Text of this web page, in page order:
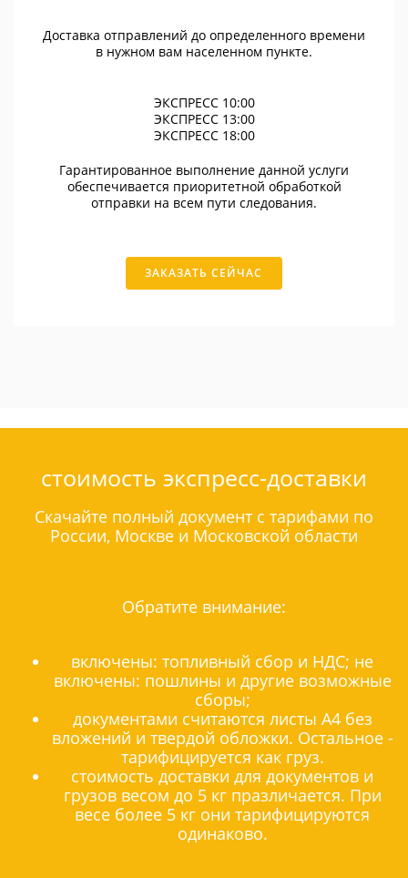
Доставка отправлений до определенного времени
в нужном вам населенном пункте.
ЭКСПРЕСС 10:00
ЭКСПРЕСС 13:00
ЭКСПРЕСС 18:00
Гарантированное выполнение данной услуги
обеспечивается приоритетной обработкой
отправки на всем пути следования.
ЗАКАЗАТЬ СЕЙЧАС
стоимость экспресс-доставки
Скачайте полный документ с тарифами по
России, Москве и Московской области
Обратите внимание:
включены: топливный сбор и НДС; не
включены: пошлины и другие возможные
сборы;
документами считаются листы А4 без
вложений и твердой обложки. Остальное -
тарифицируется как груз.
стоимость доставки для документов и
грузов весом до 5 кг празличается. При
весе более 5 кг они тарифицируются
одинаково.